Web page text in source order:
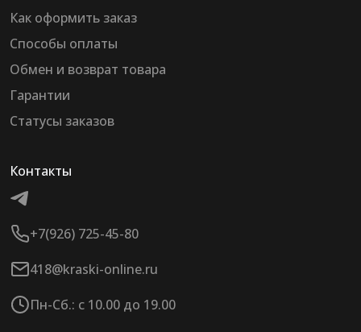
Как оформить заказ
Способы оплаты
Обмен и возврат товара
Гарантии
Статусы заказов
Контакты
+7(926) 725-45-80
418@kraski-online.ru
Пн-Сб.: с 10.00 до 19.00